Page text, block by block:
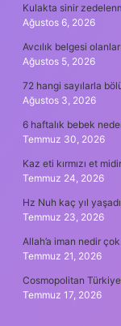
Kulakta sinir
Ağustos 6, 2026
Avcılık belgesi
Ağustos 5, 2026
72 hangi sayılarla
Ağustos 3, 2026
6 haftalık bebek
Temmuz 30, 2026
Kaz eti kırmızı et
Temmuz 24, 2026
Hz Nuh kaç yıl
Temmuz 23, 2026
Allah’a iman nedir
Temmuz 21, 2026
Cosmopolitan
Temmuz 17, 2026